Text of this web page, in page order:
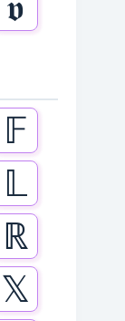
𝖛
𝔽
𝕃
ℝ
𝕏